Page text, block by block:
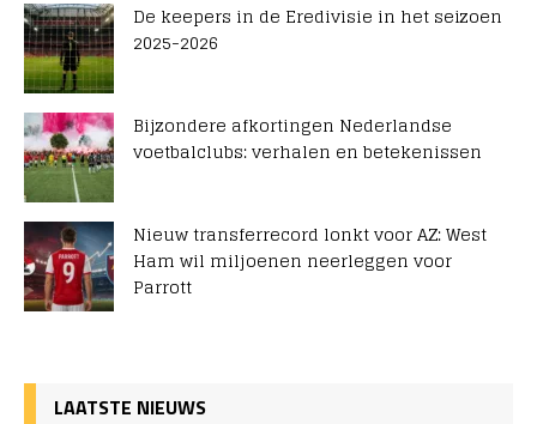
De keepers in de Eredivisie in het seizoen
2025-2026
Bijzondere afkortingen Nederlandse
voetbalclubs: verhalen en betekenissen
Nieuw transferrecord lonkt voor AZ: West
Ham wil miljoenen neerleggen voor
Parrott
LAATSTE NIEUWS